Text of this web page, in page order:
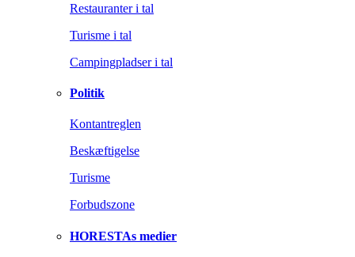
Restauranter i tal
Turisme i tal
Campingpladser i tal
Politik
Kontantreglen
Beskæftigelse
Turisme
Forbudszone
HORESTAs medier